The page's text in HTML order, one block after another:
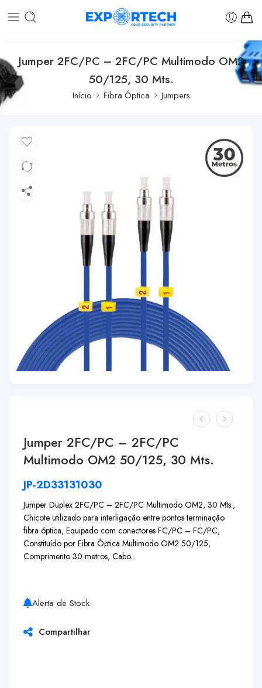
Jumper 2FC/PC – 2FC/PC Multimodo OM2
50/125, 30 Mts.
Início Fibra Óptica Jumpers
Jumper 2FC/PC – 2FC/PC
Multimodo OM2 50/125, 30 Mts.
JP-2D33131030
Jumper Duplex 2FC/PC – 2FC/PC Multimodo OM2, 30 Mts.,
Chicote utilizado para interligação entre pontos terminação
fibra óptica, Equipado com conectores FC/PC – FC/PC,
Constituído por Fibra Óptica Multimodo OM2 50/125,
Comprimento 30 metros, Cabo...
Alerta de Stock
Compartilhar